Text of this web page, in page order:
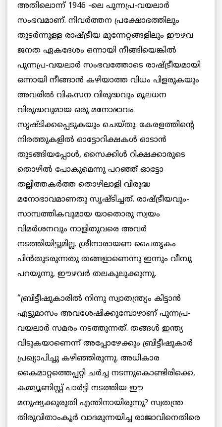
അതിലൊന്ന് 1946 -ലെ പുന്നപ്ര-വയലാര്‍
സംഭവമാണ്. നിവര്‍ത്തന പ്രക്ഷോഭത്തിലും
തുടര്‍ന്നുള്ള രാഷ്ട്രീയ മുന്നേറ്റങ്ങളിലും ഈഴവ
ജനത ഏകദേശം ഒന്നായി നീങ്ങിയെങ്കില്‍
പുന്നപ്ര-വയലാര്‍ സംഭവത്തോടെ രാഷ്ട്രീയമായി
ഒന്നായി നീങ്ങാന്‍ കഴിയാത്ത വിധം പിളരുകയും
അവരിൽ വികസന വിരുദ്ധവും മൂലധന
വിരുദ്ധവുമായ ഒരു മനോഭാവം
സൃഷ്ടിക്കപ്പെടുകയും ചെയ്തു. കേരളത്തിന്‍റെ
നിരത്തുകളില്‍ ഓട്ടോറിക്ഷകള്‍ ഓടാന്‍
തുടങ്ങിയപ്പോള്‍, സൈക്കിള്‍ റിക്ഷക്കാരുടെ
തൊഴില്‍ പോകുമെന്നു പറഞ്ഞ് ഓട്ടോ
തല്ലിത്തകര്‍ത്ത തൊഴിലാളി വിരുദ്ധ
മനോഭാവമാണതു സൃഷ്ടിച്ചത്. രാഷ്ട്രീയവും-
സാമ്പത്തികവുമായ യാതൊരു സ്വയം
വിമര്‍ശനവും നാളിതുവരെ അവര്‍
നടത്തിയിട്ടുമില്ല. ശ്രീനാരായണ പൈതൃകം
പിന്‍തുടരുന്നതു തങ്ങളാണെന്നു ഇന്നും വീമ്പു
പറയുന്നു, ഈഴവര്‍ തലകുലുക്കുന്നു.
“ബ്രിട്ടീഷുകാരില്‍ നിന്നു സ്വാതന്ത്ര്യം കിട്ടാന്‍
എട്ടുമാസം അവശേഷിക്കുമ്പോഴാണ് പുന്നപ്ര-
വയലാര്‍ സമരം നടത്തുന്നത്. തങ്ങള്‍ ഇന്ത്യ
വിടുകയാണെന്ന് അപ്പോഴേക്കും ബ്രിട്ടീഷുകാര്‍
പ്രഖ്യാപിച്ചു കഴിഞ്ഞിരുന്നു. അധികാര
കൈമാറ്റത്തെപ്പറ്റി ചര്‍ച്ച നടന്നുകൊണ്ടിരിക്കെ,
കമ്മ്യൂണിസ്റ്റ് പാര്‍ട്ടി നടത്തിയ ഈ
മനുഷ്യക്കുരുതി എന്തിനായിരുന്നു? സ്വതന്ത്ര
തിരുവിതാംകൂര്‍ വാദമുന്നയിച്ച രാജാവിനെതിരെ